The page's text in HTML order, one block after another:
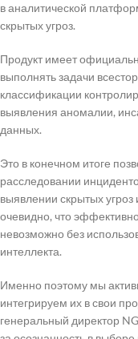
в аналитической
скрытых угроз.
Продукт имеет
выполнять задачи
классификации
выявления аномалии,
данных.
Это в конечном итоге
расследовании
выявлении скрытых
очевидно, что
невозможно без
интеллекта.
Именно поэтому мы
интегрируем их в свои
генеральный директор